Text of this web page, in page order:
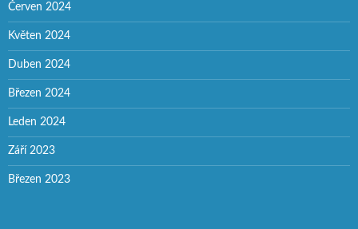
Červen 2024
Květen 2024
Duben 2024
Březen 2024
Leden 2024
Září 2023
Březen 2023